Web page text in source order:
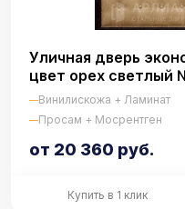
Уличная дверь
цвет орех светлый
Винилискожа + Ламинат
Просам + Мосрентген
от 20 360 руб.
Купить в 1 клик